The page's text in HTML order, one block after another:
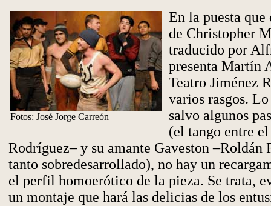
Fotos: José Jorge Carreón
En la puesta
de Christopher
traducido por
presenta Martín
Teatro Jiménez
varios rasgos.
salvo algunos
(el tango entre
Rodríguez– y su amante Gaveston –Roldán
tanto sobredesarrollado), no hay un
el perfil homoerótico de la pieza. Se trata,
un montaje que hará las delicias de los